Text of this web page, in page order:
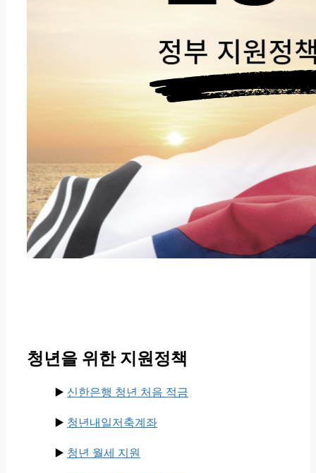
청년을 위한 지원정책
▶️ 신한은행 청년 처음 적금
▶️ 청년내일저축계좌
▶️ 청년 월세 지원